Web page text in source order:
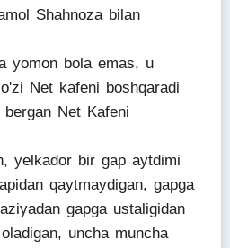
Shahnoza bilan
yomon bola emas, u
Net kafeni boshqaradi
Net Kafeni
yelkador bir gap aytdimi
qaytmaydigan, gapga
gapga ustaligidan
uncha muncha